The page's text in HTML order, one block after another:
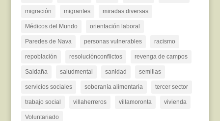
migración migrantes miradas diversas
Médicos del Mundo orientación laboral
Paredes de Nava personas vulnerables racismo
repoblación resoluciónconflictos revenga de campos
Saldaña saludmental sanidad semillas
servicios sociales soberanía alimentaria tercer sector
trabajo social villaherreros villamoronta vivienda
Voluntariado